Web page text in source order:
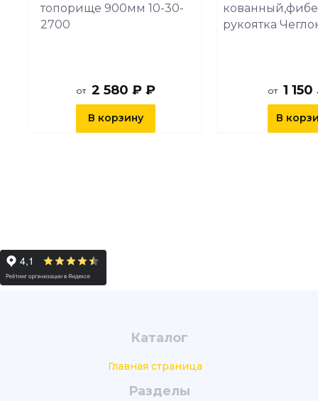
топорище 900мм 10-30-
2700
от 2 580 ₽ ₽
В корзину
рукоятка
от 1
В
Каталог
Главная страница
Разделы